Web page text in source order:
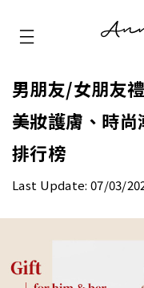
男朋友/女朋友
美妝護膚、時
排行榜
Last Update: 07/03/